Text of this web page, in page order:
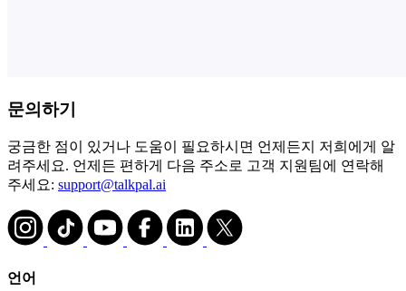
문의하기
궁금한 점이 있거나 도움이 필요하시면 언제든지 저희에게 알
려주세요. 언제든 편하게 다음 주소로 고객 지원팀에 연락해
주세요: support@talkpal.ai
언어